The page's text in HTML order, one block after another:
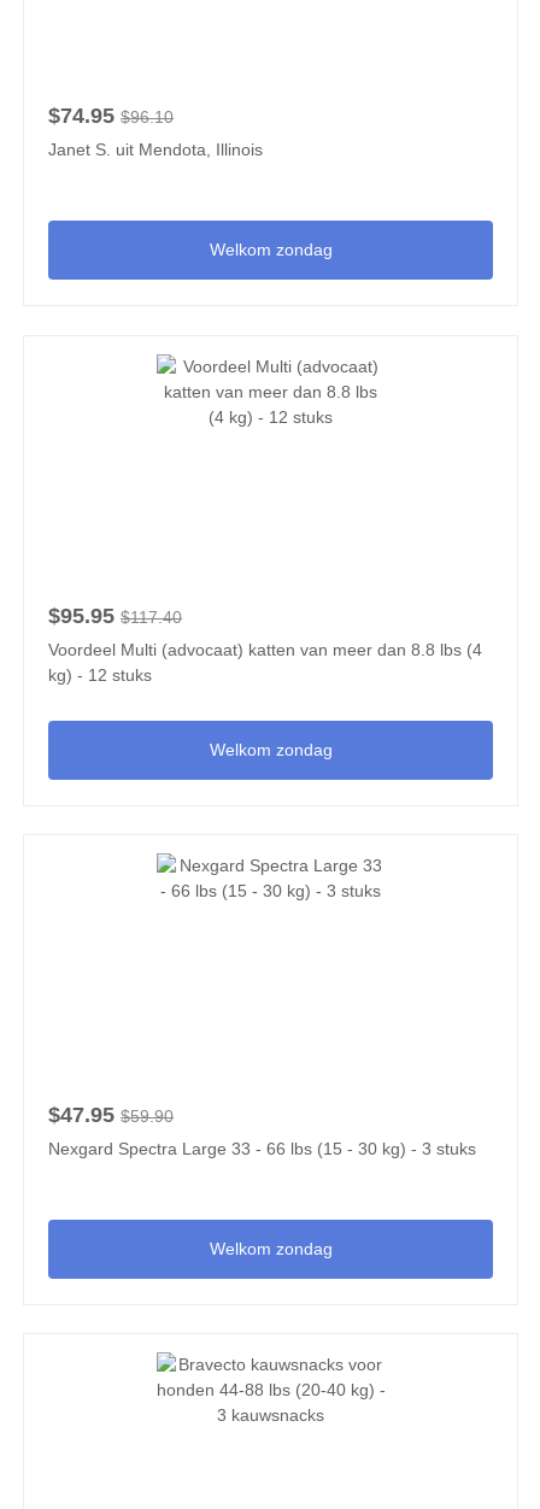
$74.95 $96.10
Janet S. uit Mendota, Illinois
Welkom zondag
$95.95 $117.40
Voordeel Multi (advocaat) katten van meer dan 8.8 lbs (4
kg) - 12 stuks
Welkom zondag
$47.95 $59.90
Nexgard Spectra Large 33 - 66 lbs (15 - 30 kg) - 3 stuks
Welkom zondag